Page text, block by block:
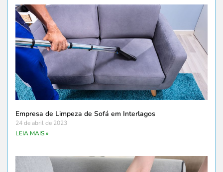
Empresa de Limpeza de Sofá em Interlagos
24 de abril de 2023
LEIA MAIS »